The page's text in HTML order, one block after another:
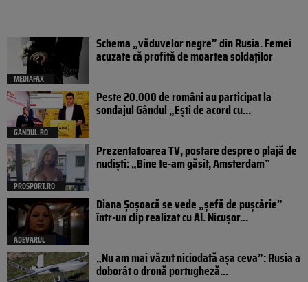
MEDIAFAX
Schema „văduvelor negre” din Rusia. Femei
acuzate că profită de moartea soldaților
GANDUL.RO
Peste 20.000 de români au participat la
sondajul Gândul „Ești de acord cu...
PROSPORT.RO
Prezentatoarea TV, postare despre o plajă de
nudiști: „Bine te-am găsit, Amsterdam”
ADEVARUL
Diana Șoșoacă se vede „șefă de pușcărie”
într-un clip realizat cu AI. Nicușor...
„Nu am mai văzut niciodată așa ceva”: Rusia a
doborât o dronă portugheză...